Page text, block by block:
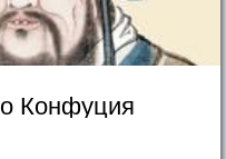
Конфуция